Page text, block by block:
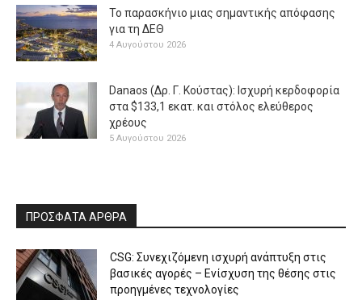
Το παρασκήνιο μιας σημαντικής απόφασης
για τη ΔΕΘ
4 Αυγούστου 2026
Danaos (Δρ. Γ. Κούστας): Ισχυρή κερδοφορία
στα $133,1 εκατ. και στόλος ελεύθερος
χρέους
5 Αυγούστου 2026
ΠΡΟΣΦΑΤΑ ΑΡΘΡΑ
CSG: Συνεχιζόμενη ισχυρή ανάπτυξη στις
βασικές αγορές – Ενίσχυση της θέσης στις
προηγμένες τεχνολογίες